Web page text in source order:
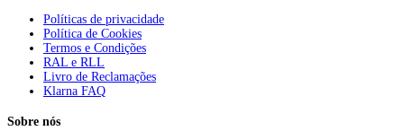
Políticas de privacidade
Política de Cookies
Termos e Condições
RAL e RLL
Livro de Reclamações
Klarna FAQ
Sobre nós